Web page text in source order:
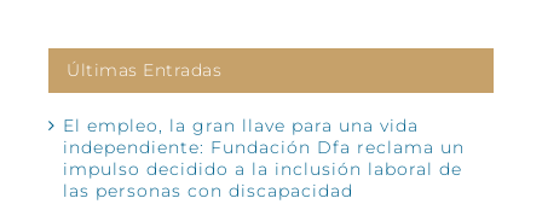
Últimas Entradas
El empleo, la gran llave para una vida
independiente: Fundación Dfa reclama un
impulso decidido a la inclusión laboral de
las personas con discapacidad